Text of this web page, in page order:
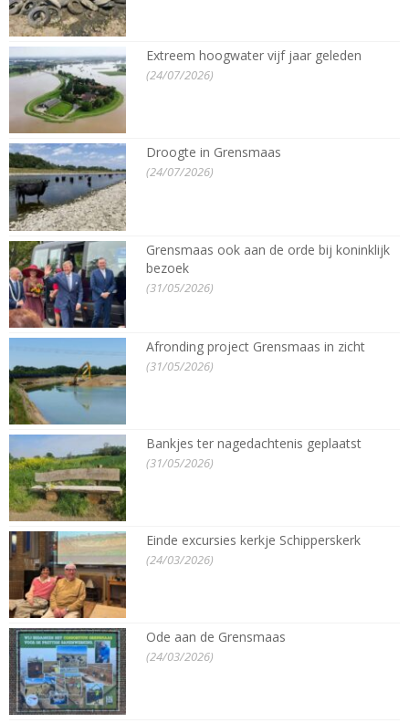
Extreem hoogwater vijf jaar geleden
(24/07/2026)
Droogte in Grensmaas
(24/07/2026)
Grensmaas ook aan de orde bij koninklijk
bezoek
(31/05/2026)
Afronding project Grensmaas in zicht
(31/05/2026)
Bankjes ter nagedachtenis geplaatst
(31/05/2026)
Einde excursies kerkje Schipperskerk
(24/03/2026)
Ode aan de Grensmaas
(24/03/2026)